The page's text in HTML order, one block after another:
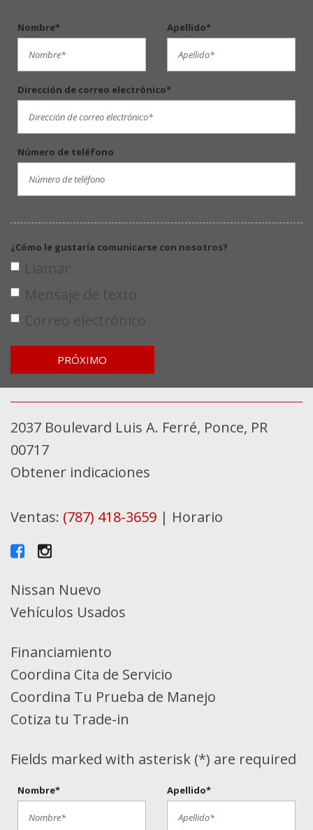
Nombre* Apellido*
Dirección de correo electrónico*
Número de teléfono
¿Cómo le gustaría comunicarse con nosotros?
Llamar
Mensaje de texto
Correo electrónico
PRÓXIMO
2037 Boulevard Luis A. Ferré, Ponce, PR
00717
Obtener indicaciones
Ventas: (787) 418-3659 | Horario
Nissan Nuevo
Vehículos Usados
Financiamiento
Coordina Cita de Servicio
Coordina Tu Prueba de Manejo
Cotiza tu Trade-in
Fields marked with asterisk (*) are required
Nombre* Apellido*